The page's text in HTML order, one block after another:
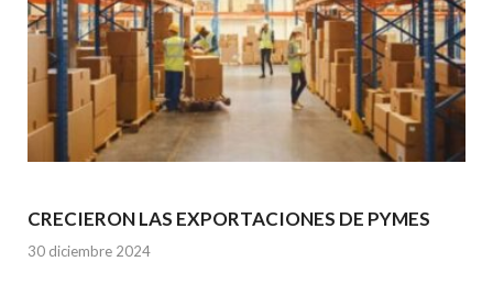
CRECIERON LAS EXPORTACIONES DE PYMES
30 diciembre 2024